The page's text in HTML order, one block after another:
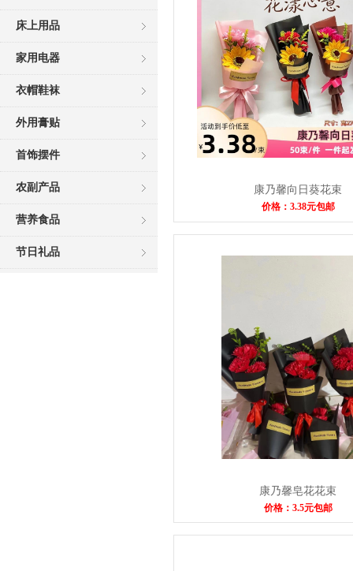
床上用品
家用电器
衣帽鞋袜
外用膏贴
首饰摆件
农副产品
营养食品
节日礼品
康乃馨向日葵花束
价格：3.38元包邮
康乃馨皂花花束
价格：3.5元包邮